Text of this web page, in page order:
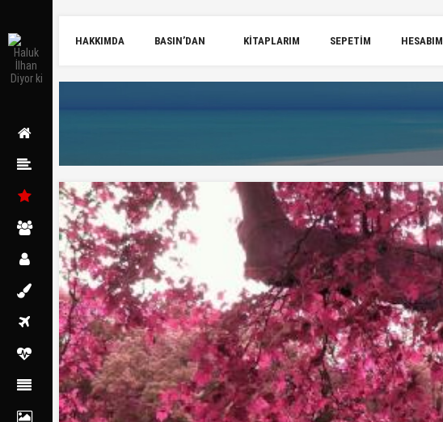
HAKKIMDA BASIN’DAN KITAPLARIM SEPETIM HESABIM